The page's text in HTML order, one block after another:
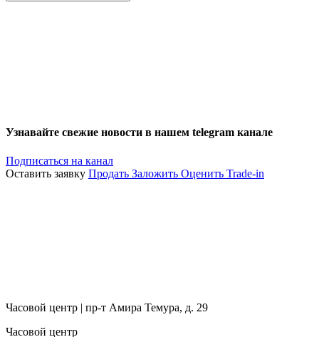
Узнавайте свежие новости в нашем telegram канале
Подписаться на канал
Оставить заявку Продать Заложить Оценить Trade-in
Часовой центр | пр-т Амира Темура, д. 29
Часовой центр